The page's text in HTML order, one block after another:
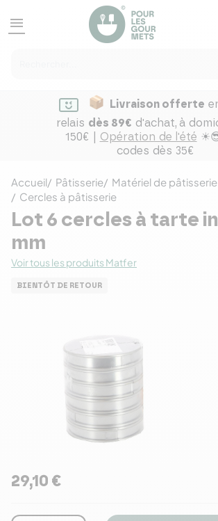
menu
Livraison offerte
relais dès 89€ d'achat, à
150€ | Opération de l'été
codes dès 35€
Accueil Pâtisserie
Matériel de pâtisserie
Cercles à pâtisserie
Lot 6 cercles à tarte
mm
Voir tous les produits Matfer
BIENTÔT DE RETOUR
29,10 €